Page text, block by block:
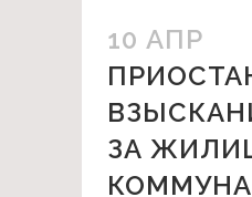
10 АПР
ЗА